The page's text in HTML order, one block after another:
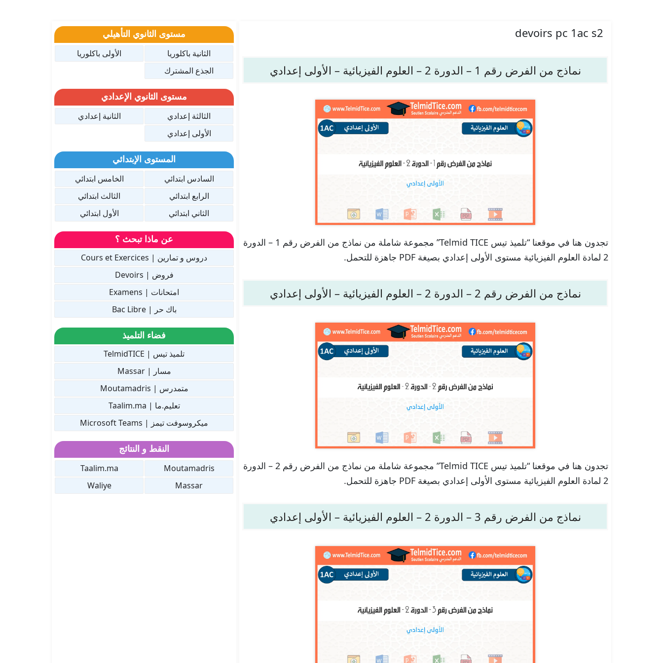
devoirs pc 1ac s2
نماذج من الفرض رقم 1 – الدورة 2 – العلوم الفيزيائية – الأولى إعدادي
تجدون هنا في موقعنا “تلميذ تيس Telmid TICE” مجموعة شاملة من نماذج من الفرض رقم 1 – الدورة
2 لمادة العلوم الفيزيائية مستوى الأولى إعدادي بصيغة PDF جاهزة للتحمل.
نماذج من الفرض رقم 2 – الدورة 2 – العلوم الفيزيائية – الأولى إعدادي
تجدون هنا في موقعنا “تلميذ تيس Telmid TICE” مجموعة شاملة من نماذج من الفرض رقم 2 – الدورة
2 لمادة العلوم الفيزيائية مستوى الأولى إعدادي بصيغة PDF جاهزة للتحمل.
نماذج من الفرض رقم 3 – الدورة 2 – العلوم الفيزيائية – الأولى إعدادي
مستوى الثانوي التأهيلي
الثانية باكلوريا
الأولى باكلوريا
الجذع المشترك
مستوى الثانوي الإعدادي
الثالثة إعدادي
الثانية إعدادي
الأولى إعدادي
المستوى الإبتدائي
السادس ابتدائي
الخامس ابتدائي
الرابع ابتدائي
الثالث ابتدائي
الثاني ابتدائي
الأول ابتدائي
عن ماذا تبحث ؟
دروس و تمارين | Cours et Exercices
فروض | Devoirs
امتحانات | Examens
باك حر | Bac Libre
فضاء التلميذ
تلميذ تيس | TelmidTICE
مسار | Massar
متمدرس | Moutamadris
تعليم.ما | Taalim.ma
ميكروسوفت تيمز | Microsoft Teams
النقط و النتائج
Moutamadris
Taalim.ma
Massar
Waliye